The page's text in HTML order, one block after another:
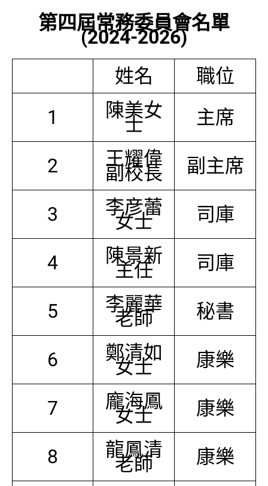
第四屆常務委員會名單
(2024-2026)
姓名
職位
1
陳美女
士 主席
2 王耀偉
副校長 副主席
3 李彦蕾
女士 司庫
4 陳景新
主任 司庫
5 李麗華
老師 秘書
6 鄭清如
女士 康樂
7 龐海鳳
女士 康樂
8 龍鳳清
老師 康樂